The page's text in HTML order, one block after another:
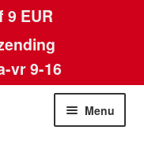
9 EUR
vr 9-16
Menu